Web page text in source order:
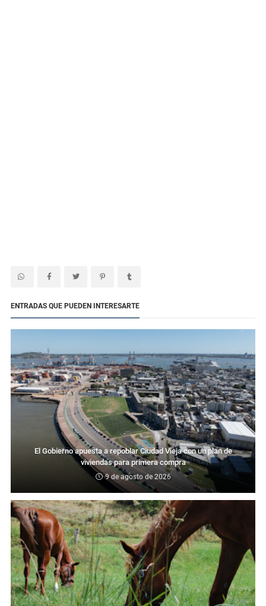
ENTRADAS QUE PUEDEN INTERESARTE
El Gobierno apuesta a repoblar Ciudad Vieja con un plan de
viviendas para primera compra
9 de agosto de 2026